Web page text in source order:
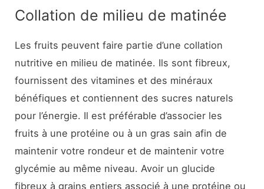
Collation de milieu de matinée
Les fruits peuvent faire partie d’une collation
nutritive en milieu de matinée. Ils sont fibreux,
fournissent des vitamines et des minéraux
bénéfiques et contiennent des sucres naturels
pour l’énergie. Il est préférable d’associer les
fruits à une protéine ou à un gras sain afin de
maintenir votre rondeur et de maintenir votre
glycémie au même niveau. Avoir un glucide
fibreux à grains entiers associé à une protéine ou